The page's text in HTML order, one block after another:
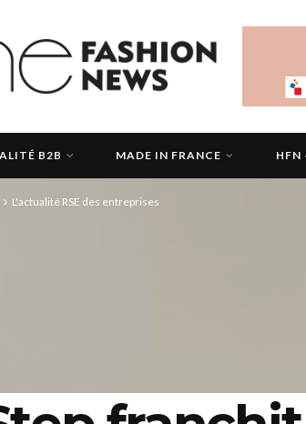
B2B MADE IN FRANCE HFN
L'actualité RSE des entreprises